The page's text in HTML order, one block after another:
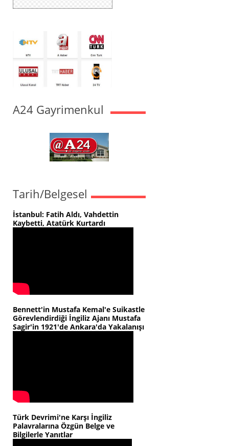
A24 Gayrimenkul
Tarih/Belgesel
İstanbul: Fatih Aldı, Vahdettin
Kaybetti, Atatürk Kurtardı
Bennett'in Mustafa Kemal'e Suikastle
Görevlendirdiği İngiliz Ajanı Mustafa
Sagir'in 1921'de Ankara'da Yakalanışı
Türk Devrimi'ne Karşı İngiliz
Palavralarına Özgün Belge ve
Bilgilerle Yanıtlar